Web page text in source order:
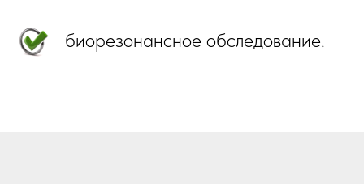
биорезонансное обследование.